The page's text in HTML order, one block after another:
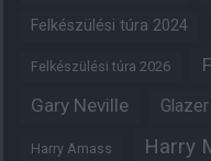
Felkészülési túra 2024
Felkészülési túra 2026
Gary Neville Glazer
Harry Amass Harry